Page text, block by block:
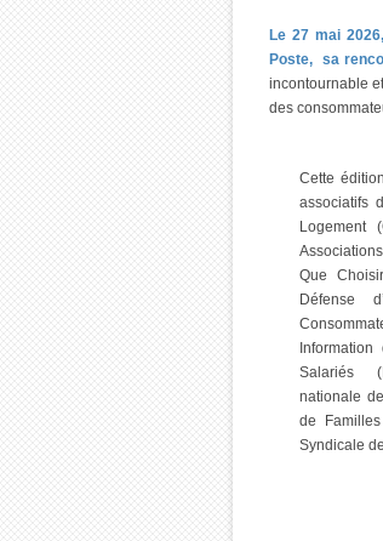
Le 27 mai
Poste, sa
incontournable
des
Cette
associatifs
Logement
Que
Défense
Salariés
nationale
de
Syndicale